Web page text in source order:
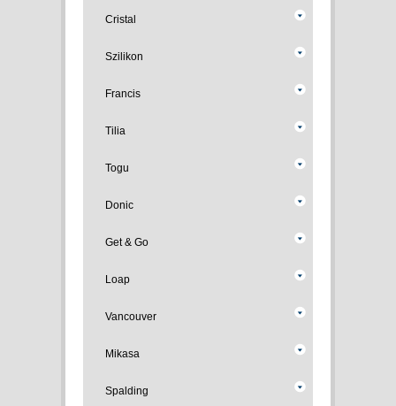
Cristal
Szilikon
Francis
Tilia
Togu
Donic
Get & Go
Loap
Vancouver
Mikasa
Spalding